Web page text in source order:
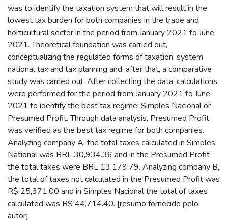
was to identify the taxation system that will result in the
lowest tax burden for both companies in the trade and
horticultural sector in the period from January 2021 to June
2021. Theoretical foundation was carried out,
conceptualizing the regulated forms of taxation, system
national tax and tax planning and, after that, a comparative
study was carried out. After collecting the data, calculations
were performed for the period from January 2021 to June
2021 to identify the best tax regime: Simples Nacional or
Presumed Profit. Through data analysis, Presumed Profit
was verified as the best tax regime for both companies.
Analyzing company A, the total taxes calculated in Simples
National was BRL 30,934.36 and in the Presumed Profit
the total taxes were BRL 13,179.79. Analyzing company B,
the total of taxes not calculated in the Presumed Profit was
R$ 25,371.00 and in Simples Nacional the total of taxes
calculated was R$ 44,714.40. [resumo fornecido pelo
autor]